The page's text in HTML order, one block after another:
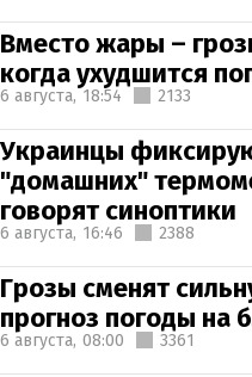
Вместо жары –
когда ухудшится
6 августа, 18:54 2133
Украинцы
"домашних"
говорят синоптики
6 августа, 16:46 2388
Грозы сменят
прогноз погоды на
6 августа, 08:00 3361